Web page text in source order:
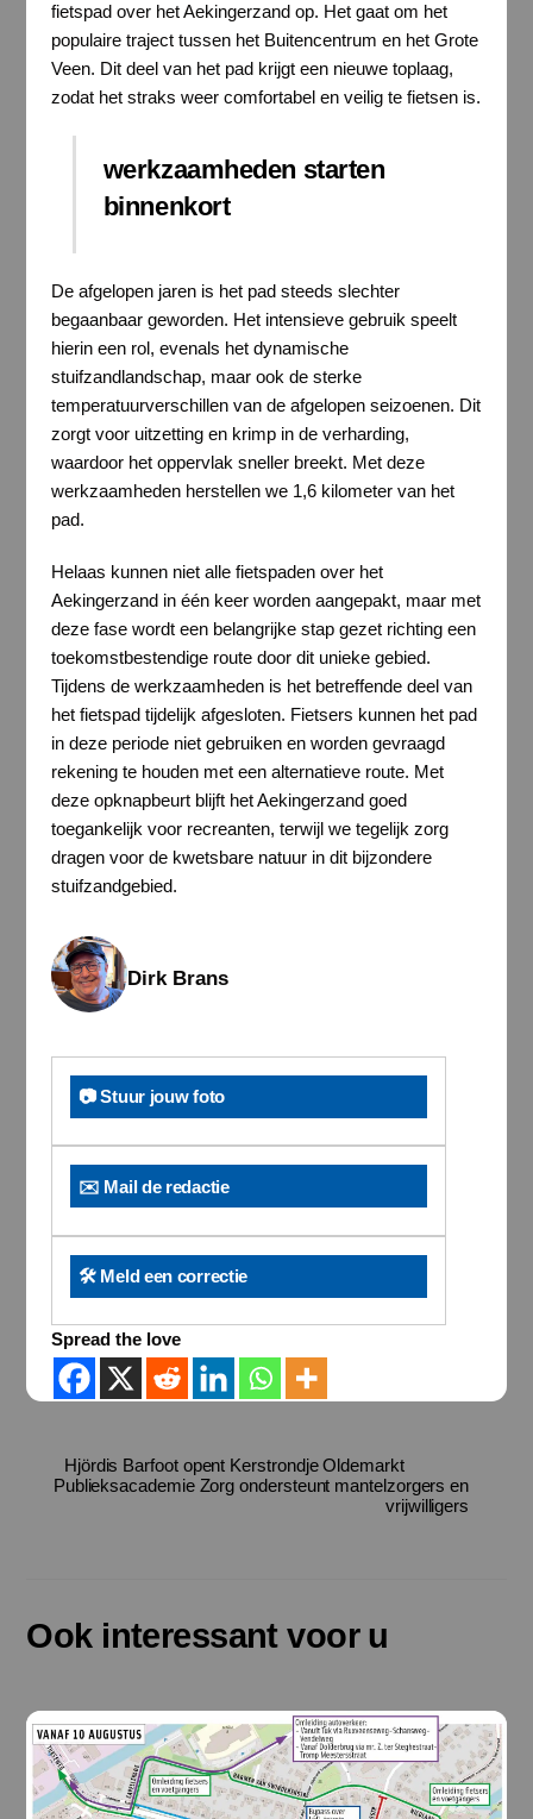
fietspad over het Aekingerzand op. Het gaat om het
populaire traject tussen het Buitencentrum en het Grote
Veen. Dit deel van het pad krijgt een nieuwe toplaag,
zodat het straks weer comfortabel en veilig te fietsen is.
werkzaamheden starten
binnenkort
De afgelopen jaren is het pad steeds slechter
begaanbaar geworden. Het intensieve gebruik speelt
hierin een rol, evenals het dynamische
stuifzandlandschap, maar ook de sterke
temperatuurverschillen van de afgelopen seizoenen. Dit
zorgt voor uitzetting en krimp in de verharding,
waardoor het oppervlak sneller breekt. Met deze
werkzaamheden herstellen we 1,6 kilometer van het
pad.
Helaas kunnen niet alle fietspaden over het
Aekingerzand in één keer worden aangepakt, maar met
deze fase wordt een belangrijke stap gezet richting een
toekomstbestendige route door dit unieke gebied.
Tijdens de werkzaamheden is het betreffende deel van
het fietspad tijdelijk afgesloten. Fietsers kunnen het pad
in deze periode niet gebruiken en worden gevraagd
rekening te houden met een alternatieve route. Met
deze opknapbeurt blijft het Aekingerzand goed
toegankelijk voor recreanten, terwijl we tegelijk zorg
dragen voor de kwetsbare natuur in dit bijzondere
stuifzandgebied.
Dirk Brans
📷 Stuur jouw foto
✉️ Mail de redactie
🛠️ Meld een correctie
Spread the love
Hjördis Barfoot opent Kerstrondje Oldemarkt
Publieksacademie Zorg ondersteunt mantelzorgers en
vrijwilligers
Ook interessant voor u